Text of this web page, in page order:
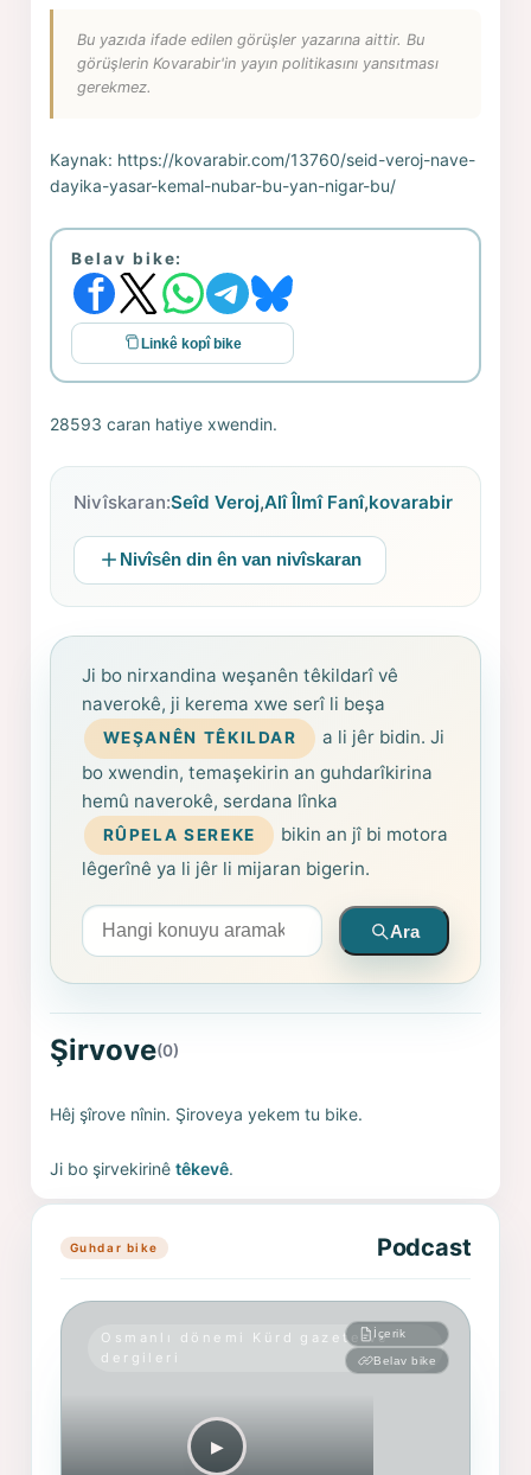
Bu yazıda ifade edilen görüşler yazarına aittir. Bu
görüşlerin Kovarabir'in yayın politikasını yansıtması
gerekmez.
Kaynak: https://kovarabir.com/13760/seid-veroj-nave-
dayika-yasar-kemal-nubar-bu-yan-nigar-bu/
Belav bike:
Linkê kopî bike
28593 caran hatiye xwendin.
Nivîskaran:Seîd Veroj,Alî Îlmî Fanî,kovarabir
Nivîsên din ên van nivîskaran
Ji bo nirxandina weşanên têkildarî vê
naverokê, ji kerema xwe serî li beşa
WEŞANÊN TÊKILDAR
a li jêr bidin. Ji
bo xwendin, temaşekirin an guhdarîkirina
hemû naverokê, serdana lînka
RÛPELA SEREKE
bikin an jî bi motora
lêgerînê ya li jêr li mijaran bigerin.
Arama yapın
Ara
Şirvove(0)
Hêj şîrove nînin. Şiroveya yekem tu bike.
Ji bo şirvekirinêtêkevê.
Guhdar bike Podcast
Osmanlı dönemi Kürd gazete ve
dergileri
İçerik
Belav bike
▶︎